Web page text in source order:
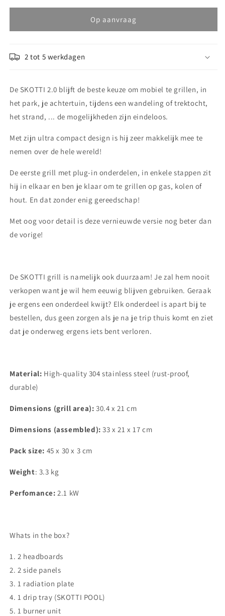
voor
Grill
voor
SKOTTI
Grill
Op aanvraag
2 tot 5 werkdagen
De SKOTTI 2.0 blijft de beste keuze om mobiel te grillen, in
het park, je achtertuin, tijdens een wandeling of trektocht,
het strand, ... de mogelijkheden zijn eindeloos.
Met zijn ultra compact design is hij zeer makkelijk mee te
nemen over de hele wereld!
De eerste grill met plug-in onderdelen, in enkele stappen zit
hij in elkaar en ben je klaar om te grillen op gas, kolen of
hout. En dat zonder enig gereedschap!
Met oog voor detail is deze vernieuwde versie nog beter dan
de vorige!
De SKOTTI grill is namelijk ook duurzaam! Je zal hem nooit
verkopen want je wil hem eeuwig blijven gebruiken. Geraak
je ergens een onderdeel kwijt? Elk onderdeel is apart bij te
bestellen, dus geen zorgen als je na je trip thuis komt en ziet
dat je onderweg ergens iets bent verloren.
Material: High-quality 304 stainless steel (rust-proof,
durable)
Dimensions (grill area): 30.4 x 21 cm
Dimensions (assembled): 33 x 21 x 17 cm
Pack size: 45 x 30 x 3 cm
Weight: 3.3 kg
Perfomance: 2.1 kW
Whats in the box?
1. 2 headboards
2. 2 side panels
3. 1 radiation plate
4. 1 drip tray (SKOTTI POOL)
5. 1 burner unit